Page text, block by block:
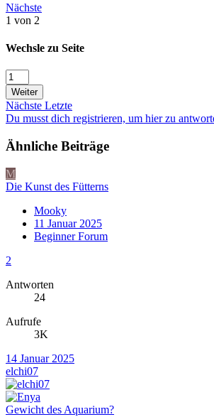
Nächste
1 von 2
Wechsle zu Seite
Weiter
Nächste Letzte
Du musst dich registrieren, um hier zu
Ähnliche Beiträge
M
Die Kunst des Fütterns
Mooky
11 Januar 2025
Beginner Forum
2
Antworten
24
Aufrufe
3K
14 Januar 2025
elchi07
Gewicht des Aquarium?